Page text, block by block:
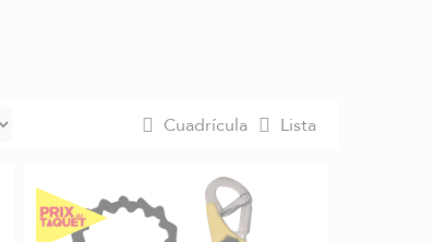
Cuadrícula Lista